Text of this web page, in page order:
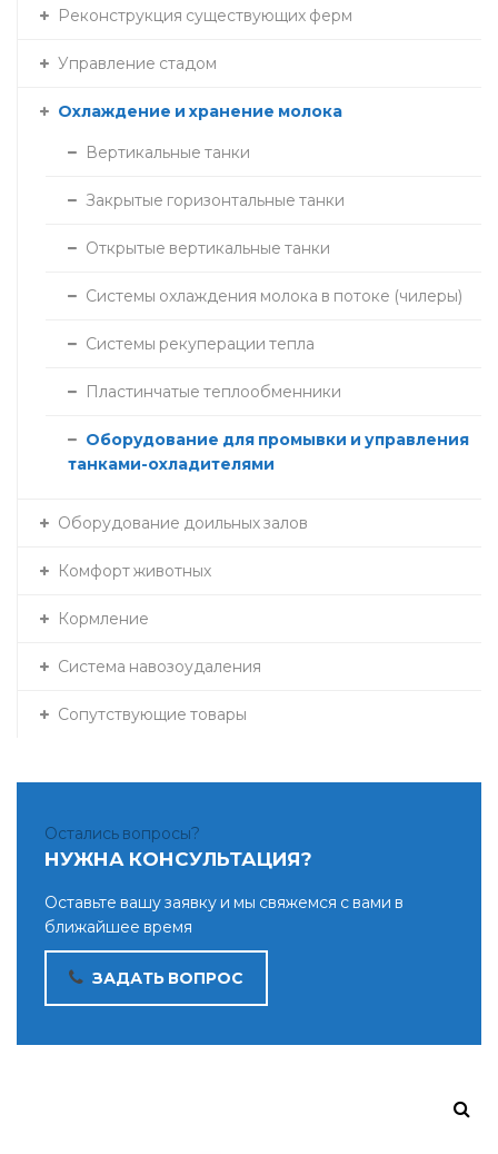
Реконструкция существующих ферм
Управление стадом
Охлаждение и хранение молока
Вертикальные танки
Закрытые горизонтальные танки
Открытые вертикальные танки
Системы охлаждения молока в потоке (чилеры)
Системы рекуперации тепла
Пластинчатые теплообменники
Оборудование для промывки и управления
танками-охладителями
Оборудование доильных залов
Комфорт животных
Кормление
Система навозоудаления
Сопутствующие товары
Остались вопросы?
НУЖНА КОНСУЛЬТАЦИЯ?
Оставьте вашу заявку и мы свяжемся с вами в
ближайшее время
ЗАДАТЬ ВОПРОС